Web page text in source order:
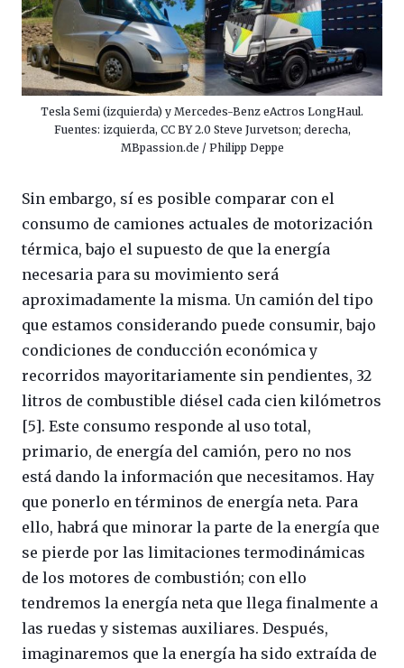
Tesla Semi (izquierda) y Mercedes-Benz eActros LongHaul.
Fuentes: izquierda, CC BY 2.0 Steve Jurvetson; derecha,
MBpassion.de / Philipp Deppe
Sin embargo, sí es posible comparar con el
consumo de camiones actuales de motorización
térmica, bajo el supuesto de que la energía
necesaria para su movimiento será
aproximadamente la misma. Un camión del tipo
que estamos considerando puede consumir, bajo
condiciones de conducción económica y
recorridos mayoritariamente sin pendientes, 32
litros de combustible diésel cada cien kilómetros
[5]. Este consumo responde al uso total,
primario, de energía del camión, pero no nos
está dando la información que necesitamos. Hay
que ponerlo en términos de energía neta. Para
ello, habrá que minorar la parte de la energía que
se pierde por las limitaciones termodinámicas
de los motores de combustión; con ello
tendremos la energía neta que llega finalmente a
las ruedas y sistemas auxiliares. Después,
imaginaremos que la energía ha sido extraída de